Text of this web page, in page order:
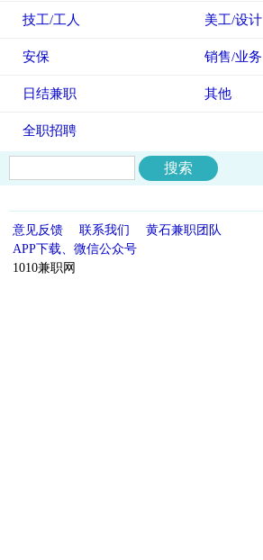
技工/工人 美工/设计
安保 销售/业务
日结兼职 其他
全职招聘
意见反馈 联系我们
黄石兼职团队
APP下载、微信公众号
1010兼职网